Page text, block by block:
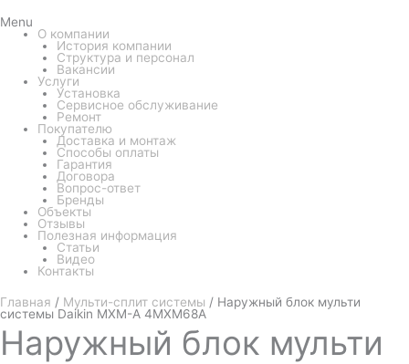
Menu
О компании
История компании
Структура и персонал
Вакансии
Услуги
Установка
Сервисное обслуживание
Ремонт
Покупателю
Доставка и монтаж
Способы оплаты
Гарантия
Договора
Вопрос-ответ
Бренды
Объекты
Отзывы
Полезная информация
Статьи
Видео
Контакты
Главная / Мульти-сплит системы / Наружный блок мульти
системы Daikin MXM-A 4MXM68A
Наружный блок мульти